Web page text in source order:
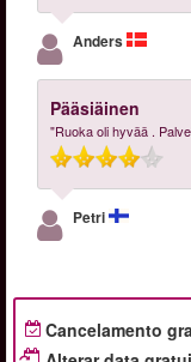
Anders
Pääsiäinen
"Ruoka oli hyvää .
Petri
Cancelamento